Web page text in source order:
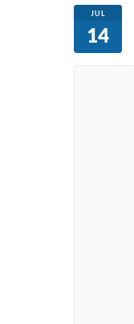
JUL
14